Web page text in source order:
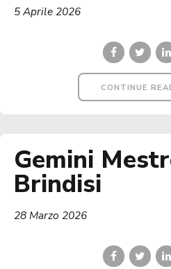
5 Aprile 2026
CONTINUE
Gemini
Brindisi
28 Marzo 2026